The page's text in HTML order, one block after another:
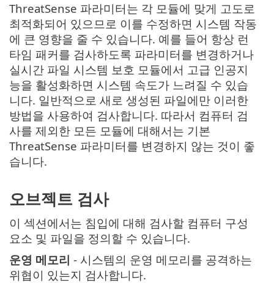
ThreatSense 파라미터는 각 모듈에 맞게 고도로
최적화되어 있으므로 이를 수정하면 시스템 작동
에 큰 영향을 줄 수 있습니다. 예를 들어 항상 런
타임 패커를 검사하도록 파라미터를 변경하거나
실시간 파일 시스템 보호 모듈에서 고급 인공지
능을 활성화하면 시스템 속도가 느려질 수 있습
니다. 일반적으로 새로 생성된 파일에만 이러한
방법을 사용하여 검사합니다. 따라서 컴퓨터 검
사를 제외한 모든 모듈에 대해서는 기본
ThreatSense 파라미터를 변경하지 않는 것이 좋
습니다.
오브젝트 검사
이 섹션에서는 침입에 대해 검사할 컴퓨터 구성
요소 및 파일을 정의할 수 있습니다.
운영 메모리 - 시스템의 운영 메모리를 공격하는
위협이 있는지 검사합니다.